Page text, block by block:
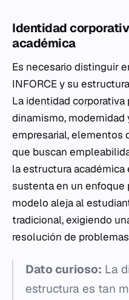
Identidad
académica
Es necesario distinguir
INFORCE y su
La identidad corporativa
dinamismo, modernidad
empresarial, elementos
que buscan
la estructura académica
sustenta en un enfoque
modelo aleja al
tradicional, exigiendo
resolución de
Dato curioso: La
estructura es tan